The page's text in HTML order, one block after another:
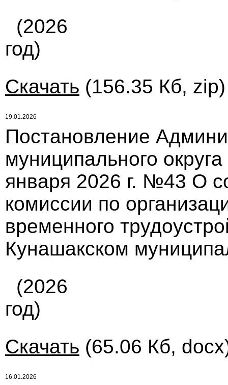
(2026
год)
Скачать (156.35 Кб,
19.01.2026
Постановление
муниципального
января 2026 г. №43 О
комиссии по
временного
Кунашакском
(2026
год)
Скачать (65.06 Кб,
16.01.2026